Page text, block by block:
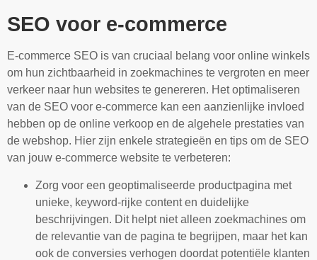
SEO voor e-commerce
E-commerce SEO is van cruciaal belang voor online winkels
om hun zichtbaarheid in zoekmachines te vergroten en meer
verkeer naar hun websites te genereren. Het optimaliseren
van de SEO voor e-commerce kan een aanzienlijke invloed
hebben op de online verkoop en de algehele prestaties van
de webshop. Hier zijn enkele strategieën en tips om de SEO
van jouw e-commerce website te verbeteren:
Zorg voor een geoptimaliseerde productpagina met
unieke, keyword-rijke content en duidelijke
beschrijvingen. Dit helpt niet alleen zoekmachines om
de relevantie van de pagina te begrijpen, maar het kan
ook de conversies verhogen doordat potentiële klanten